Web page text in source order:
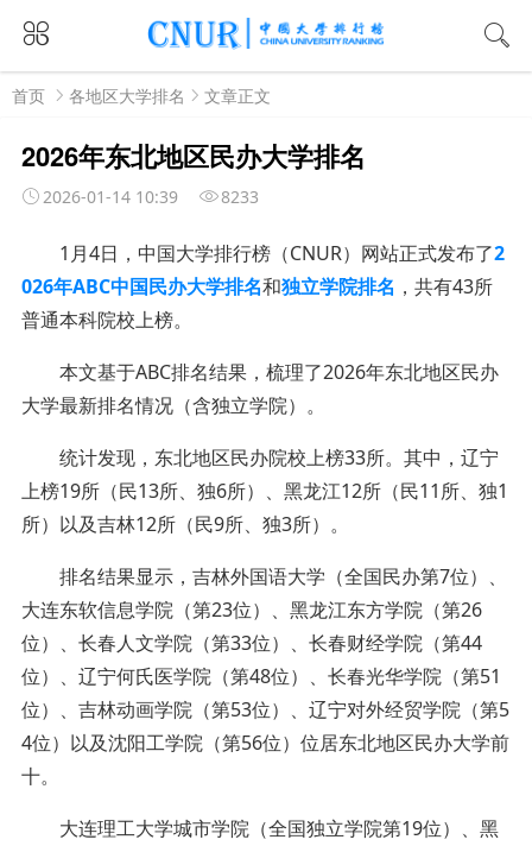
首页 各地区大学排名 文章正文
2026年东北地区民办大学排名
2026-01-14 10:39 8233
1月4日，中国大学排行榜（CNUR）网站正式发布了2
026年ABC中国民办大学排名和独立学院排名 ，共有43所
普通本科院校上榜。
本文基于ABC排名结果，梳理了2026年东北地区民办
大学最新排名情况（含独立学院）。
统计发现，东北地区民办院校上榜33所。其中，辽宁
上榜19所（民13所、独6所）、黑龙江12所（民11所、独1
所）以及吉林12所（民9所、独3所）。
排名结果显示，吉林外国语大学（全国民办第7位）、
大连东软信息学院（第23位）、黑龙江东方学院（第26
位）、长春人文学院（第33位）、长春财经学院（第44
位）、辽宁何氏医学院（第48位）、长春光华学院（第51
位）、吉林动画学院（第53位）、辽宁对外经贸学院（第5
4位）以及沈阳工学院（第56位）位居东北地区民办大学前
十。
大连理工大学城市学院（全国独立学院第19位）、黑